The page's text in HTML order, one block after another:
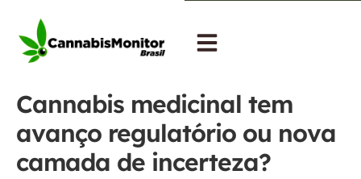
Cannabis medicinal tem
avanço regulatório ou nova
camada de incerteza?